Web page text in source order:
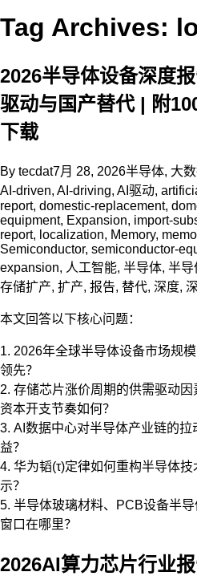
Tag Archives:
2026半导体设备深度
驱动与国产替代 | 附
下载
By tecdat7月 28, 2026半导体, 大
AI-driven, AI-driving, AI驱动,
report, domestic-replacement,
equipment, Expansion, import-
report, localization, Memory,
Semiconductor, semiconductor-
expansion, 人工智能, 半导体, 半导
存储扩产, 扩产, 报告, 替代, 深度,
本文回答以下核心问题：
1. 2026年全球半导体设备市场规
领先？
2. 存储芯片涨价周期的供需驱动
资本开支节奏如何？
3. AI数据中心对半导体产业链的
益？
4. 华为韬(τ)定律如何重构半导体
示？
5. 半导体玻璃材料、PCB设备半
窗口在哪里？
2026AI算力芯片行业